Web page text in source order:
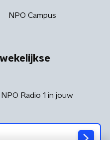
NPO Campus
Radio 1 in jouw